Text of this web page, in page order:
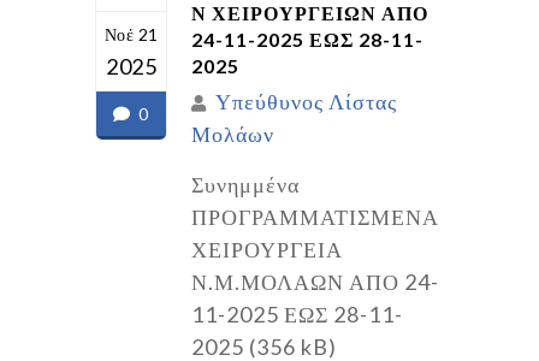
Νοέ 21
2025
0
Ν ΧΕΙΡΟΥΡΓΕΙΩΝ ΑΠΟ
24-11-2025 ΕΩΣ 28-11-
2025
Υπεύθυνος Λίστας
Μολάων
Συνημμένα
ΠΡΟΓΡΑΜΜΑΤΙΣΜΕΝΑ
ΧΕΙΡΟΥΡΓΕΙΑ
Ν.Μ.ΜΟΛΑΩΝ ΑΠΟ 24-
11-2025 ΕΩΣ 28-11-
2025 (356 kB)